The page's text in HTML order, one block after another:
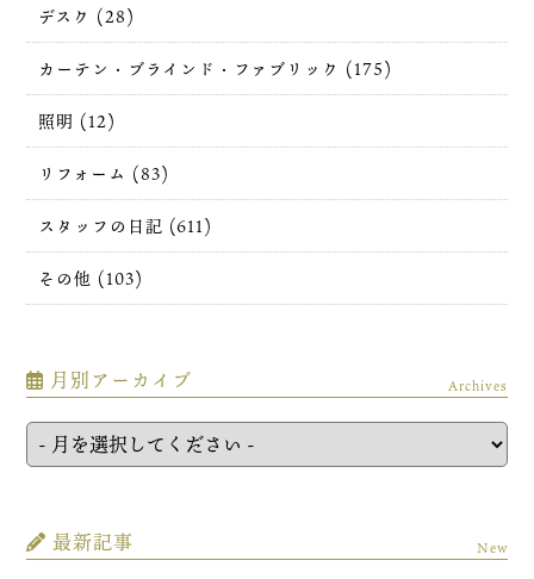
デスク (28)
カーテン・ブラインド・ファブリック (175)
照明 (12)
リフォーム (83)
スタッフの日記 (611)
その他 (103)
月別アーカイブ Archives
最新記事 New